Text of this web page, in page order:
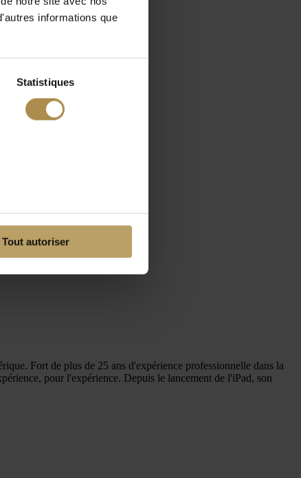
informations que
Statistiques
Tout autoriser
Fort de plus de 25 ans d'expérience professionnelle dans la
pour l'expérience. Depuis le lancement de l'iPad, son